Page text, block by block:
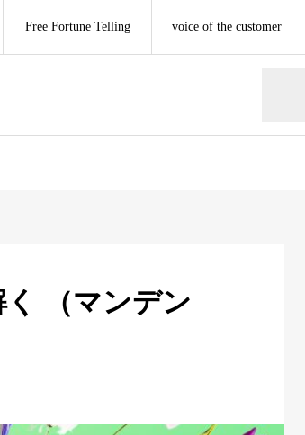
Free Fortune Telling voice of the customer
（マンデン